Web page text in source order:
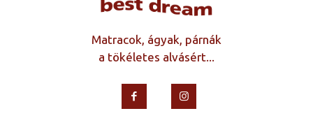
Matracok, ágyak, párnák
a tökéletes alvásért...